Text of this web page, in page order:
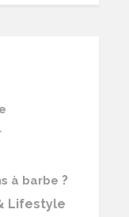
à barbe ?
Lifestyle